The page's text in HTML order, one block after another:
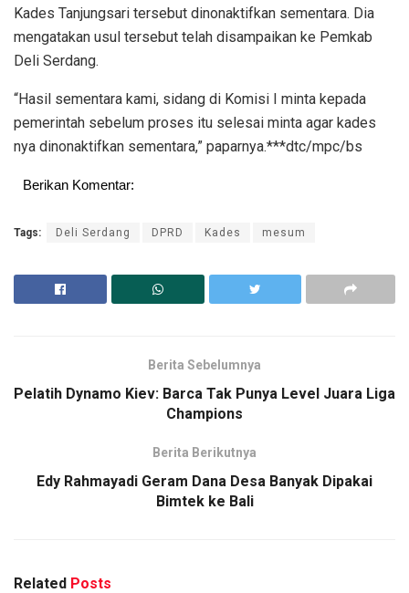
Kades Tanjungsari tersebut dinonaktifkan sementara. Dia
mengatakan usul tersebut telah disampaikan ke Pemkab
Deli Serdang.
“Hasil sementara kami, sidang di Komisi I minta kepada
pemerintah sebelum proses itu selesai minta agar kades
nya dinonaktifkan sementara,” paparnya.***dtc/mpc/bs
Berikan Komentar:
Tags: Deli Serdang DPRD Kades mesum
Berita Sebelumnya
Pelatih Dynamo Kiev: Barca Tak Punya Level Juara Liga
Champions
Berita Berikutnya
Edy Rahmayadi Geram Dana Desa Banyak Dipakai
Bimtek ke Bali
Related Posts